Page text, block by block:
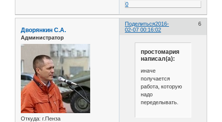
0
Поделиться 6
2016-
02-07 00:16:02
Дворянкин С.А.
Администратор
Откуда: г.Пенза
простомария
написал(а):
иначе
получается
работа, которую
надо
переделывать.